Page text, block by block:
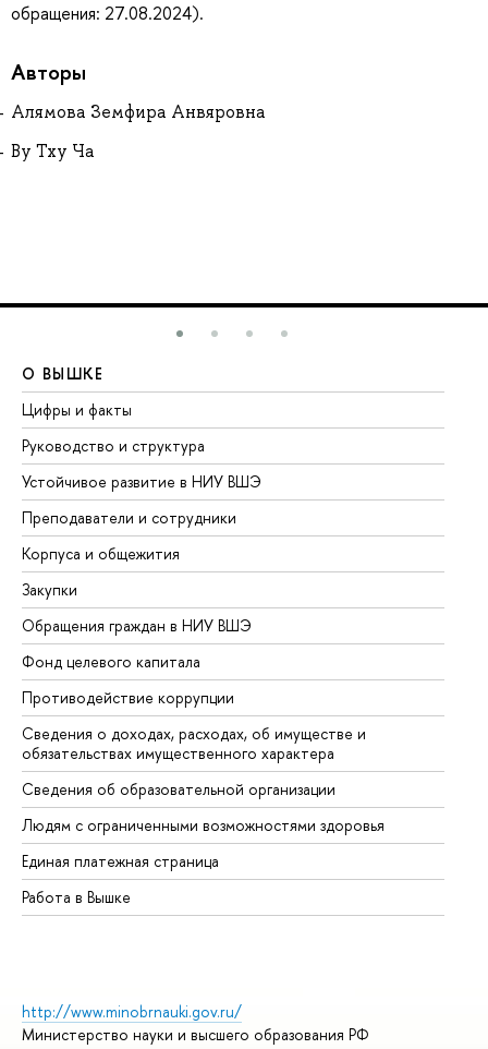
обращения: 27.08.2024).
Авторы
Алямова Земфира Анвяровна
Ву Тху Ча
О ВЫШКЕ
Цифры и факты
Руководство и структура
Устойчивое развитие в НИУ ВШЭ
Преподаватели и сотрудники
Корпуса и общежития
Закупки
Обращения граждан в НИУ ВШЭ
Фонд целевого капитала
Противодействие коррупции
Сведения о доходах, расходах, об имуществе и
обязательствах имущественного характера
Сведения об образовательной организации
Людям с ограниченными возможностями здоровья
Единая платежная страница
Работа в Вышке
http://www.minobrnauki.gov.ru/
Министерство науки и высшего образования РФ